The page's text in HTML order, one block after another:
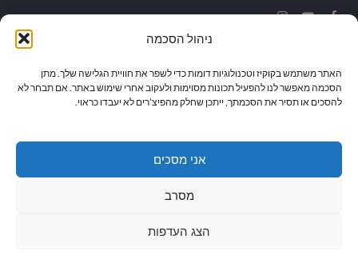
ניהול הסכמה
האתר משתמש בקוקיז וטכנולוגיות דומות כדי לשפר את חוויית הגלישה שלך. מתן
הסכמה מאפשר לנו להפעיל תכונות מסוימות ולעקוב אחרי שימוש באתר. אם תבחר לא
להסכים או תסיר את הסכמתך, ייתכן שחלק מהפיצ’רים לא יעבדו כראוי.
אני מסכים
מסרב
הצג העדפות